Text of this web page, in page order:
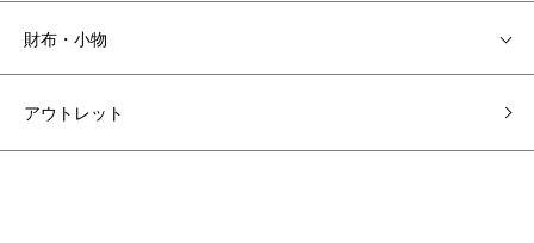
財布・小物
アウトレット